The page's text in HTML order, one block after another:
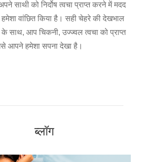
साथी को निर्दोष त्वचा प्राप्त करने में मदद
वांछित किया है। सही चेहरे की देखभाल
के साथ, आप चिकनी, उज्ज्वल त्वचा को प्राप्त
आपने हमेशा सपना देखा है।
ब्लॉग